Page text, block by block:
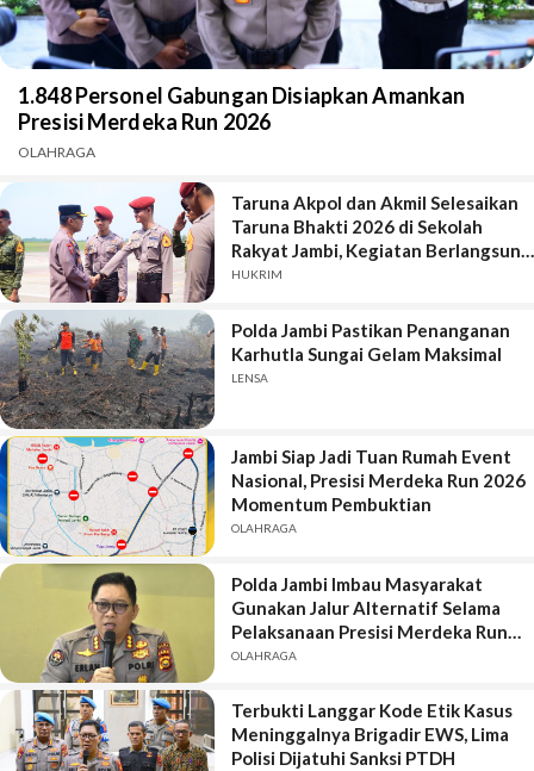
1.848 Personel Gabungan Disiapkan Amankan
Presisi Merdeka Run 2026
OLAHRAGA
Taruna Akpol dan Akmil Selesaikan
Taruna Bhakti 2026 di Sekolah
Rakyat Jambi, Kegiatan Berlangsung
Aman dan Lancar
HUKRIM
Polda Jambi Pastikan Penanganan
Karhutla Sungai Gelam Maksimal
LENSA
Jambi Siap Jadi Tuan Rumah Event
Nasional, Presisi Merdeka Run 2026
Momentum Pembuktian
OLAHRAGA
Polda Jambi Imbau Masyarakat
Gunakan Jalur Alternatif Selama
Pelaksanaan Presisi Merdeka Run
2026
OLAHRAGA
Terbukti Langgar Kode Etik Kasus
Meninggalnya Brigadir EWS, Lima
Polisi Dijatuhi Sanksi PTDH